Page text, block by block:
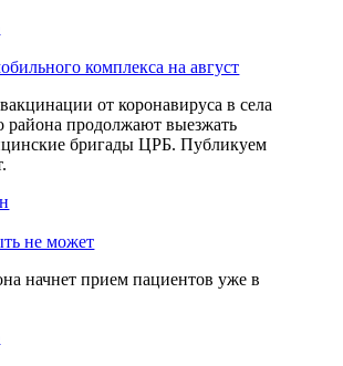
комплекса на август
от коронавируса в села
района продолжают выезжать
бригады ЦРБ. Публикуем
не может
начнет прием пациентов уже в